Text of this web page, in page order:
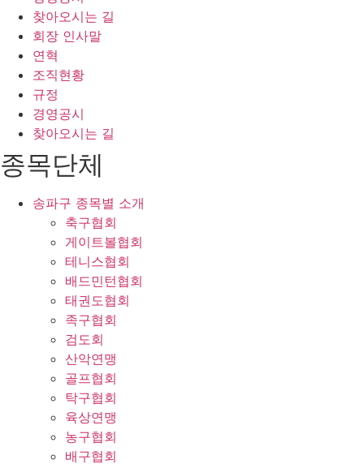
찾아오시는 길
회장 인사말
연혁
조직현황
규정
경영공시
찾아오시는 길
종목단체
송파구 종목별 소개
축구협회
게이트볼협회
테니스협회
배드민턴협회
태권도협회
족구협회
검도회
산악연맹
골프협회
탁구협회
육상연맹
농구협회
배구협회